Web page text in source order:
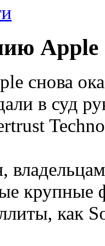
Apple
снова
в суд
крупные
как